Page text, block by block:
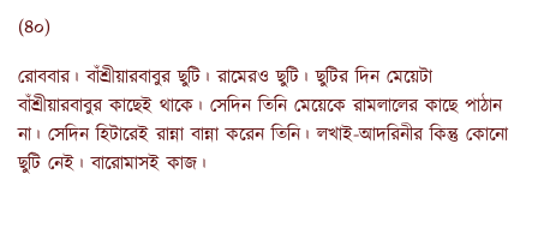
(৪০)
রোববার। বাঁশ্রীয়ারবাবুর ছুটি। রামেরও ছুটি। ছুটির দিন মেয়েটা
বাঁশ্রীয়ারবাবুর কাছেই থাকে। সেদিন তিনি মেয়েকে রামলালের কাছে পাঠান
না। সেদিন হিটারেই রান্না বান্না করেন তিনি। লখাই-আদরিনীর কিন্তু কোনো
ছুটি নেই। বারোমাসই কাজ।